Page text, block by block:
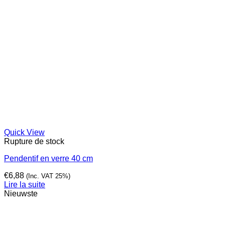
Quick View
Rupture de stock
Pendentif en verre 40 cm
€6,88 (Inc. VAT 25%)
Lire la suite
Nieuwste